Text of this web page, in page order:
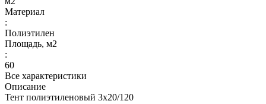
Материал
:
Полиэтилен
Площадь, м2
:
60
Все характеристики
Описание
Тент полиэтиленовый 3х20/120